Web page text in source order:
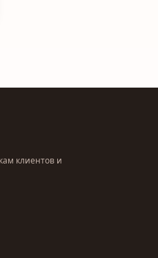
клиентов и